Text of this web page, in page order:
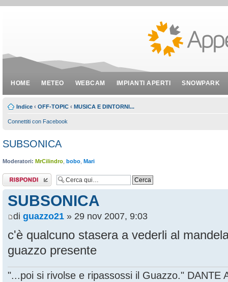
HOME METEO WEBCAM IMPIANTI APERTI SNOWPARK
Indice ‹ OFF-TOPIC ‹ MUSICA E DINTORNI...
Connettiti con Facebook
SUBSONICA
Moderatori: MrCilindro bobo Mari
Rispondi al
messaggio
SUBSONICA
di guazzo21 » 29 nov 2007, 9:03
c'è qualcuno stasera a vederli al
guazzo presente
"...poi si rivolse e ripassossi il Guazzo." DANTE